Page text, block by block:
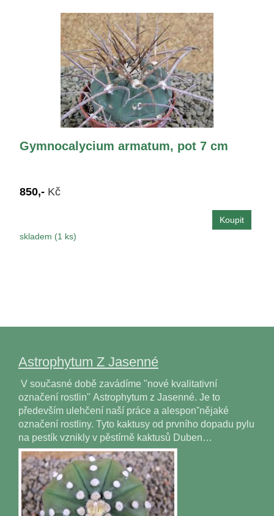
Gymnocalycium armatum, pot 7 cm
850,- Kč
skladem (1 ks)
Astrophytum Z Jasenné
V současné době zavádíme "nové kvalitativní
označení rostlin" Astrophytum z Jasenné. Je to
především ulehčení naší práce a alesponˇnějaké
označení rostliny. Tyto kaktusy od prvního dopadu pylu
na pestík vznikly v pěstírně kaktusů Duben…